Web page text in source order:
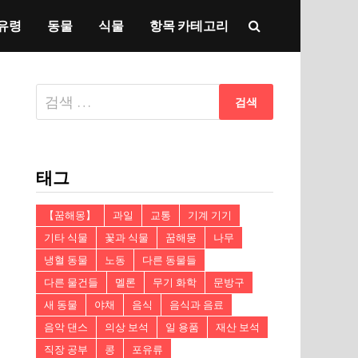
령 동물 식물 항목 카테고리
다
음
태그
【꿈해몽】 과일 교통
기계 기기
기타 식물
꽃과 식물 꿈해몽
나무
냉혈 동물
노동
다른 동물들
다른 물건들
멜론 무기 화학
문방구
새 동물
야채 음식
음식과 음료
음악 댄스
의상 보석 일 용품
재산 보석
직장 공부
콩 포유류